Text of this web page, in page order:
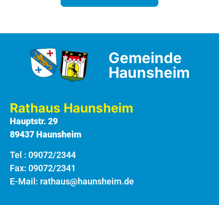
Gemeinde
Haunsheim
Rathaus Haunsheim
Hauptstr. 29
89437 Haunsheim
Tel : 09072/2344
Fax: 09072/2341
E-Mail: rathaus@haunsheim.de